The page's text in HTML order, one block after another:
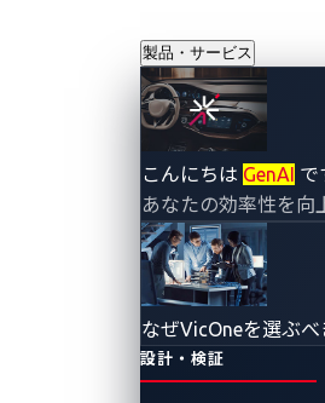
製品・サービス
こんにちは GenAI で
あなたの効率性を向
なぜVicOneを選ぶべ
設計・検証
VSOCの限
世代要件
来のプラッ
ームでは